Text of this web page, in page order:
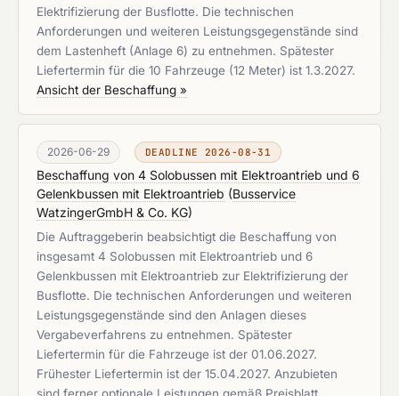
Elektrifizierung der Busflotte. Die technischen
Anforderungen und weiteren Leistungsgegenstände sind
dem Lastenheft (Anlage 6) zu entnehmen. Spätester
Liefertermin für die 10 Fahrzeuge (12 Meter) ist 1.3.2027.
Ansicht der Beschaffung »
2026-06-29 DEADLINE 2026-08-31
Beschaffung von 4 Solobussen mit Elektroantrieb und 6
Gelenkbussen mit Elektroantrieb (Busservice
WatzingerGmbH & Co. KG)
Die Auftraggeberin beabsichtigt die Beschaffung von
insgesamt 4 Solobussen mit Elektroantrieb und 6
Gelenkbussen mit Elektroantrieb zur Elektrifizierung der
Busflotte. Die technischen Anforderungen und weiteren
Leistungsgegenstände sind den Anlagen dieses
Vergabeverfahrens zu entnehmen. Spätester
Liefertermin für die Fahrzeuge ist der 01.06.2027.
Frühester Liefertermin ist der 15.04.2027. Anzubieten